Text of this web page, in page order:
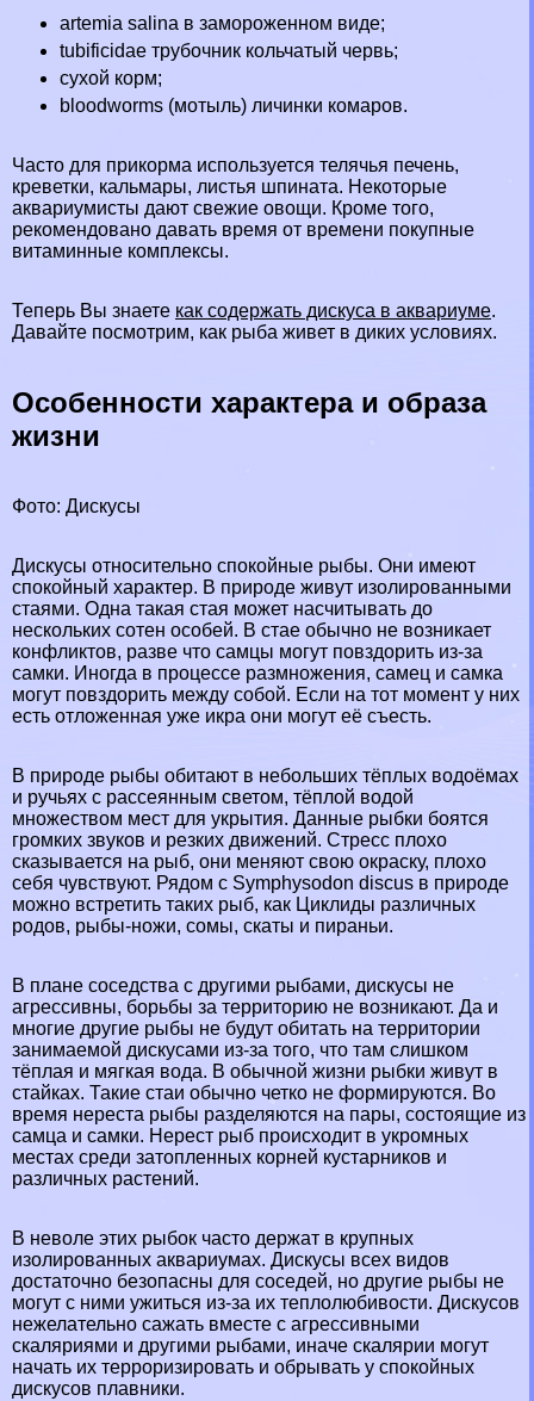
artemia salina в замороженном виде;
tubificidae трубочник кольчатый червь;
сухой корм;
bloodworms (мотыль) личинки комаров.
Часто для прикорма используется телячья печень,
креветки, кальмары, листья шпината. Некоторые
аквариумисты дают свежие овощи. Кроме того,
рекомендовано давать время от времени покупные
витаминные комплексы.
Теперь Вы знаете как содержать дискуса в аквариуме.
Давайте посмотрим, как рыба живет в диких условиях.
Особенности хаpaктера и образа
жизни
Фото: Дискусы
Дискусы относительно спокойные рыбы. Они имеют
спокойный хаpaктер. В природе живут изолированными
стаями. Одна такая стая может насчитывать до
нескольких сотен особей. В стае обычно не возникает
конфликтов, разве что самцы могут повздорить из-за
самки. Иногда в процессе размножения, самец и самка
могут повздорить между собой. Если на тот момент у них
есть отложенная уже икра они могут её съесть.
В природе рыбы обитают в небольших тёплых водоёмах
и ручьях с рассеянным светом, тёплой водой
множеством мест для укрытия. Данные рыбки боятся
громких звуков и резких движений. Стресс плохо
сказывается на рыб, они меняют свою окраску, плохо
себя чувствуют. Рядом с Symphysodon discus в природе
можно встретить таких рыб, как Циклиды различных
родов, рыбы-ножи, сомы, скаты и пираньи.
В плане соседства с другими рыбами, дискусы не
агрессивны, борьбы за территорию не возникают. Да и
многие другие рыбы не будут обитать на территории
занимаемой дискусами из-за того, что там слишком
тёплая и мягкая вода. В обычной жизни рыбки живут в
стайках. Такие стаи обычно четко не формируются. Во
время нереста рыбы разделяются на пары, состоящие из
самца и самки. Нерест рыб происходит в укромных
местах среди затопленных корней кустарников и
различных растений.
В неволе этих рыбок часто держат в крупных
изолированных аквариумах. Дискусы всех видов
достаточно безопасны для соседей, но другие рыбы не
могут с ними ужиться из-за их теплолюбивости. Дискусов
нежелательно сажать вместе с агрессивными
скаляриями и другими рыбами, иначе скалярии могут
начать их терроризировать и обрывать у спокойных
дискусов плавники.